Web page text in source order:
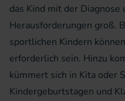
das Kind mit der
Herausforderungen groß.
sportlichen Kindern
erforderlich sein. Hinzu
kümmert sich in Kita oder
Kindergeburtstagen und